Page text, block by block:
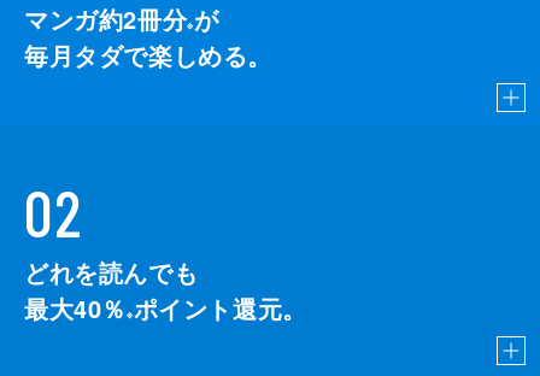
マンガ約2冊分※が
毎月タダで楽しめる。
02
どれを読んでも
最大40％ ※ポイント還元。